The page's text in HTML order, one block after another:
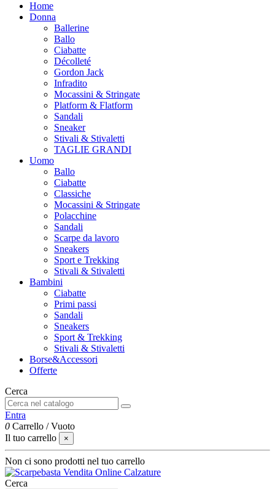
Home
Donna
Ballerine
Ballo
Ciabatte
Décolleté
Gordon Jack
Infradito
Mocassini & Stringate
Platform & Flatform
Sandali
Sneaker
Stivali & Stivaletti
TAGLIE GRANDI
Uomo
Ballo
Ciabatte
Classiche
Mocassini & Stringate
Polacchine
Sandali
Scarpe da lavoro
Sneakers
Sport e Trekking
Stivali & Stivaletti
Bambini
Ciabatte
Primi passi
Sandali
Sneakers
Sport & Trekking
Stivali & Stivaletti
Borse&Accessori
Offerte
Cerca
Entra
0 Carrello /Vuoto
Il tuo carrello
×
Non ci sono prodotti nel tuo carrello
Cerca